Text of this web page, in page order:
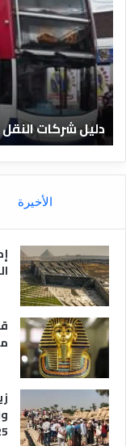
ي
ا
ل
ف
ن
ق
ا
ل
ر
ي
ة
دليل الفنادق
الأخيرة